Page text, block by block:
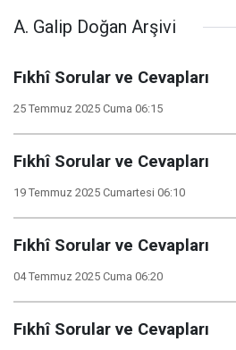
A. Galip Doğan Arşivi
Fıkhî Sorular ve Cevapları
25 Temmuz 2025 Cuma 06:15
Fıkhî Sorular ve Cevapları
19 Temmuz 2025 Cumartesi 06:10
Fıkhî Sorular ve Cevapları
04 Temmuz 2025 Cuma 06:20
Fıkhî Sorular ve Cevapları